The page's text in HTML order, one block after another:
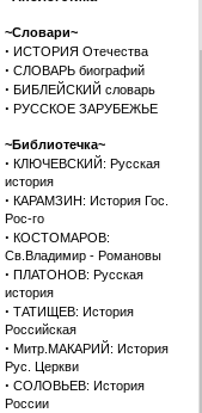
~Словари~
· ИСТОРИЯ Отечества
· СЛОВАРЬ биографий
· БИБЛЕЙСКИЙ словарь
· РУССКОЕ ЗАРУБЕЖЬЕ
~Библиотечка~
· КЛЮЧЕВСКИЙ: Русская
история
· КАРАМЗИН: История Гос.
Рос-го
· КОСТОМАРОВ:
Св.Владимир - Романовы
· ПЛАТОНОВ: Русская
история
· ТАТИЩЕВ: История
Российская
· Митр.МАКАРИЙ: История
Рус. Церкви
· СОЛОВЬЕВ: История
России